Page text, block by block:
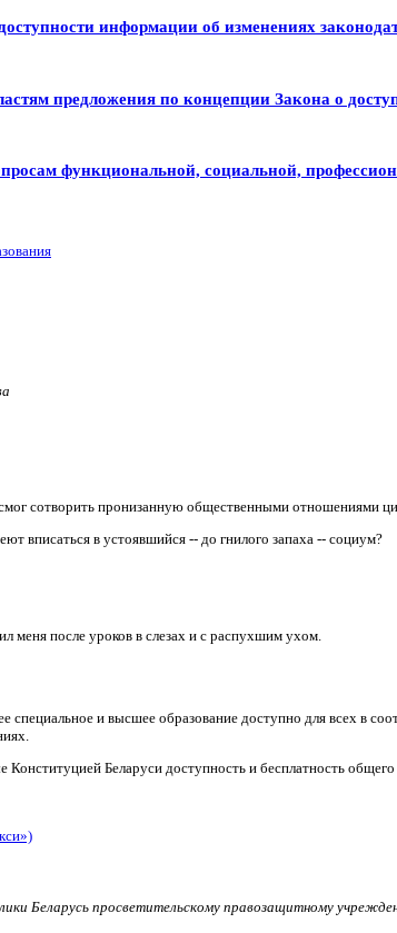
информации об изменениях
предложения по концепции Закона о
функциональной, социальной,
сотворить пронизанную общественными отношениями
вписаться в устоявшийся -- до гнилого запаха -- социум?
меня после уроков в слезах и с распухшим ухом.
и высшее образование доступно для всех в
Беларуси доступность и бесплатность
Беларусь просветительскому правозащитному